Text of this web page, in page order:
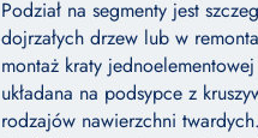
Podział na segmenty jest
dojrzałych drzew lub w
montaż kraty
układana na podsypce z
rodzajów nawierzchni twardych.